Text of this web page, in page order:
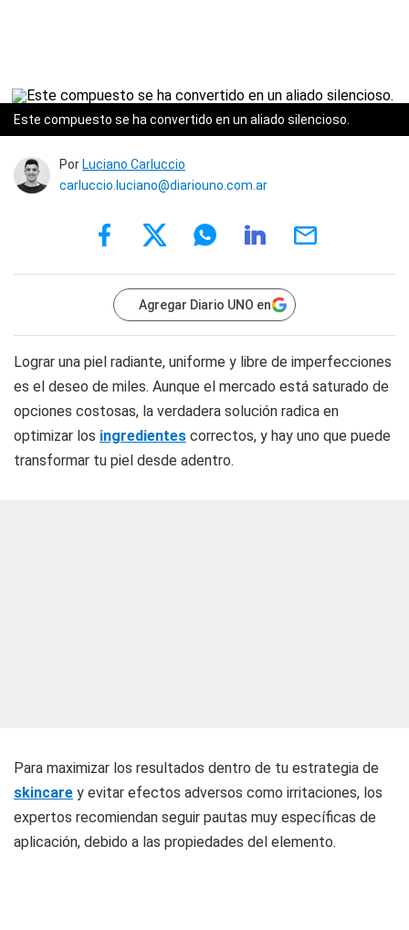
Este compuesto se ha convertido en un aliado silencioso.
Por Luciano Carluccio
carluccio.luciano@diariouno.com.ar
Agregar Diario UNO en
Lograr una piel radiante, uniforme y libre de imperfecciones
es el deseo de miles. Aunque el mercado está saturado de
opciones costosas, la verdadera solución radica en
optimizar los ingredientes correctos, y hay uno que puede
transformar tu piel desde adentro.
Para maximizar los resultados dentro de tu estrategia de
skincare y evitar efectos adversos como irritaciones, los
expertos recomiendan seguir pautas muy específicas de
aplicación, debido a las propiedades del elemento.